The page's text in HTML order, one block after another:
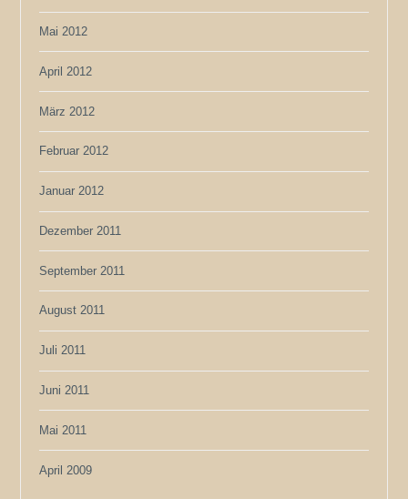
Mai 2012
April 2012
März 2012
Februar 2012
Januar 2012
Dezember 2011
September 2011
August 2011
Juli 2011
Juni 2011
Mai 2011
April 2009